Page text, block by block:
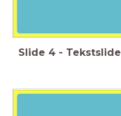
Slide 4 - Tekstslide